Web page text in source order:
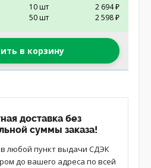
10 шт
2 694 ₽
50 шт
2 598 ₽
в корзину
доставка без
суммы заказа!
любой пункт выдачи СДЭК
до вашего адреса по всей